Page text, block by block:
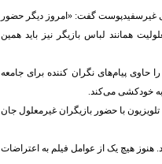
غیرسفیدپوست گفت:‌ «امروز دیگر حضور
همانند لباس بازیگر نیز باید همین
حاوی پیام‌های نگران کننده برای جامعه
خودکشی می‌کند.
معلول در عرصه تلویزیون با حضور بازیگران غیرمعلول جان
هنوز هیچ یک از عوامل فیلم به اعتراضات